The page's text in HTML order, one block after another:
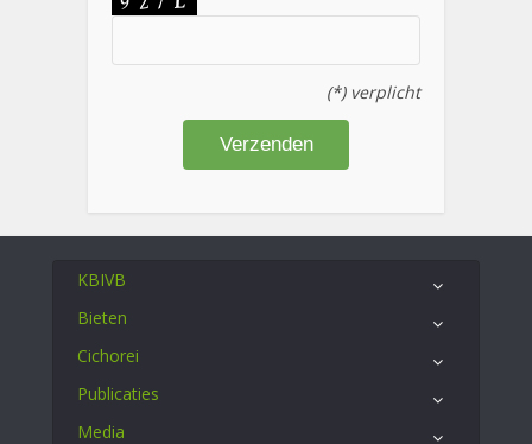
(*) verplicht
KBIVB
Bieten
Cichorei
Publicaties
Media